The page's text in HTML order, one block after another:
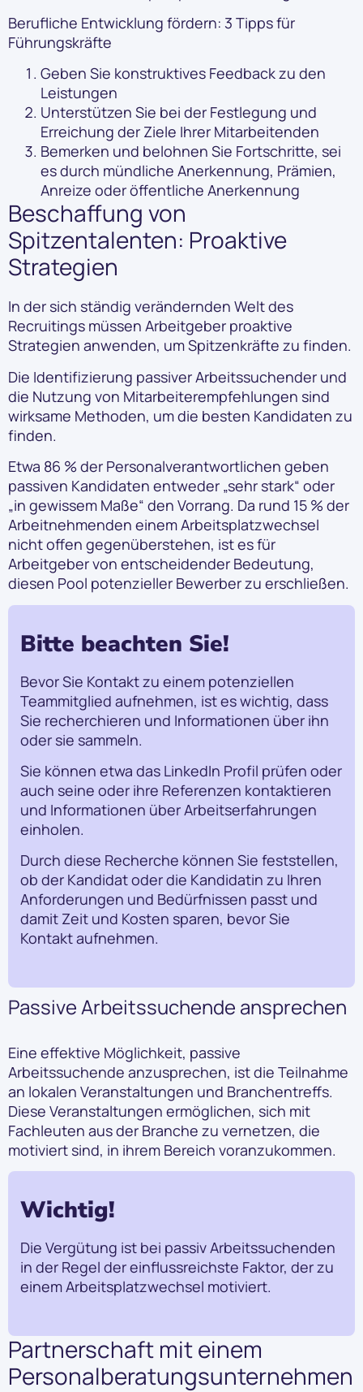
Berufliche Entwicklung fördern: 3 Tipps für
Führungskräfte
Geben Sie konstruktives Feedback zu den
Leistungen
Unterstützen Sie bei der Festlegung und
Erreichung der Ziele Ihrer Mitarbeitenden
Bemerken und belohnen Sie Fortschritte, sei
es durch mündliche Anerkennung, Prämien,
Anreize oder öffentliche Anerkennung
Beschaffung von
Spitzentalenten: Proaktive
Strategien
In der sich ständig verändernden Welt des
Recruitings müssen Arbeitgeber proaktive
Strategien anwenden, um Spitzenkräfte zu finden.
Die Identifizierung passiver Arbeitssuchender und
die Nutzung von Mitarbeiterempfehlungen sind
wirksame Methoden, um die besten Kandidaten zu
finden.
Etwa 86 % der Personalverantwortlichen geben
passiven Kandidaten entweder „sehr stark“ oder
„in gewissem Maße“ den Vorrang. Da rund 15 % der
Arbeitnehmenden einem Arbeitsplatzwechsel
nicht offen gegenüberstehen, ist es für
Arbeitgeber von entscheidender Bedeutung,
diesen Pool potenzieller Bewerber zu erschließen.
Bitte beachten Sie!
Bevor Sie Kontakt zu einem potenziellen
Teammitglied aufnehmen, ist es wichtig, dass
Sie recherchieren und Informationen über ihn
oder sie sammeln.
Sie können etwa das LinkedIn Profil prüfen oder
auch seine oder ihre Referenzen kontaktieren
und Informationen über Arbeitserfahrungen
einholen.
Durch diese Recherche können Sie feststellen,
ob der Kandidat oder die Kandidatin zu Ihren
Anforderungen und Bedürfnissen passt und
damit Zeit und Kosten sparen, bevor Sie
Kontakt aufnehmen.
Passive Arbeitssuchende ansprechen
Eine effektive Möglichkeit, passive
Arbeitssuchende anzusprechen, ist die Teilnahme
an lokalen Veranstaltungen und Branchentreffs.
Diese Veranstaltungen ermöglichen, sich mit
Fachleuten aus der Branche zu vernetzen, die
motiviert sind, in ihrem Bereich voranzukommen.
Wichtig!
Die Vergütung ist bei passiv Arbeitssuchenden
in der Regel der einflussreichste Faktor, der zu
einem Arbeitsplatzwechsel motiviert.
Partnerschaft mit einem
Personalberatungsunternehmen